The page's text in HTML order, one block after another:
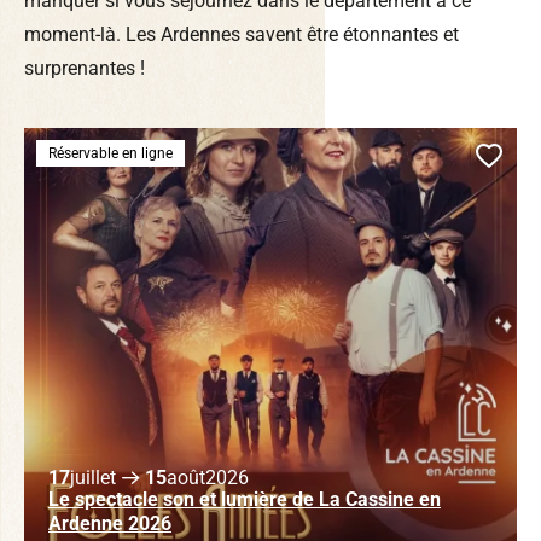
moment-là. Les Ardennes savent être étonnantes et
surprenantes !
17juillet 15août2026
Le spectacle son et lumière de La Cassine en
Ardenne 2026
Réservable en ligne